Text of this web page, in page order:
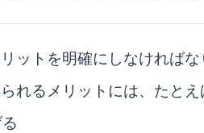
ットを明確にしなければな
れるメリットには、たとえ